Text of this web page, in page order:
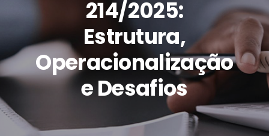
214/2025:
Estrutura,
Operacionalização
e Desafios